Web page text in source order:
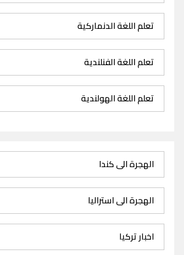
تعلم اللغة الدنماركية
تعلم اللغة الفنلندية
تعلم اللغة الهولندية
الهجرة الى كندا
الهجرة الى استراليا
اخبار تركيا